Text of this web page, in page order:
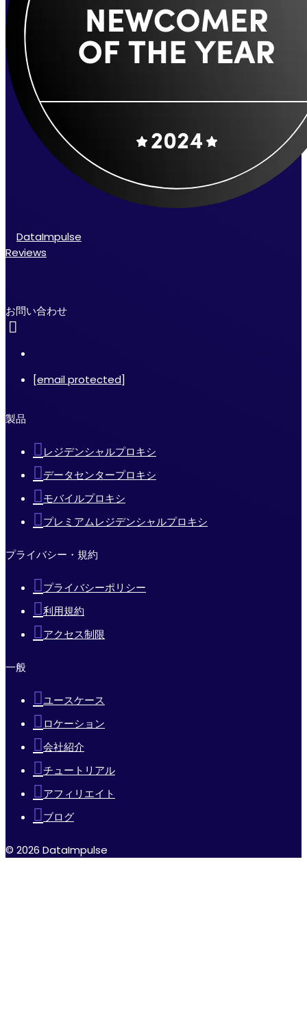
DataImpulse
Reviews
お問い合わせ
[email protected]
製品
レジデンシャルプロキシ
データセンタープロキシ
モバイルプロキシ
プレミアムレジデンシャルプロキシ
プライバシー・規約
プライバシーポリシー
利用規約
アクセス制限
一般
ユースケース
ロケーション
会社紹介
チュートリアル
アフィリエイト
ブログ
© 2026 DataImpulse